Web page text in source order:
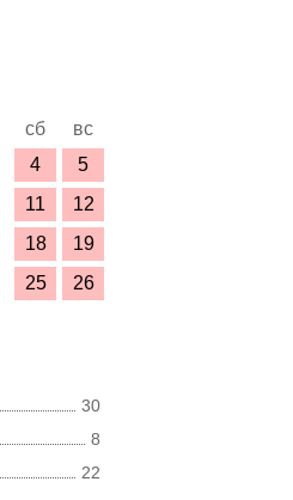
сб
вс
4
5
11
12
18
19
25
26
30
8
22